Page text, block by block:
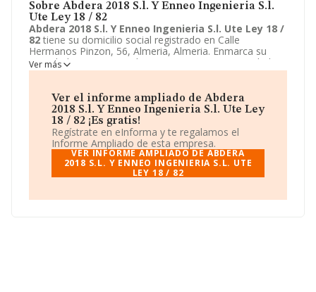
Sobre Abdera 2018 S.l. Y Enneo Ingenieria S.l.
Ute Ley 18 / 82
Abdera 2018 S.l. Y Enneo Ingenieria S.l. Ute Ley 18 /
82 tiene su domicilio social registrado en Calle
Hermanos Pinzon, 56, Almeria, Almeria. Enmarca su
actividad CNAE principal como 9499 - Otras actividades
asociativas n.c.o.p..Abdera 2018 S.l. Y Enneo
Unión temporal de empresas.
Ver más
Ver el informe ampliado de Abdera
2018 S.l. Y Enneo Ingenieria S.l. Ute Ley
18 / 82 ¡Es gratis!
Regístrate en eInforma y te regalamos el
Informe Ampliado de esta empresa.
VER INFORME AMPLIADO DE ABDERA
2018 S.L. Y ENNEO INGENIERIA S.L. UTE
LEY 18 / 82